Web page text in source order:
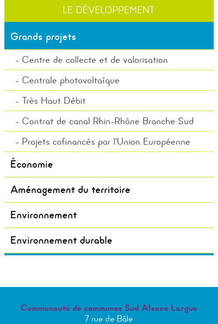
LE DÉVELOPPEMENT
Grands projets
Centre de collecte et de valorisation
Centrale photovoltaîque
Très Haut Débit
Contrat de canal Rhin-Rhône Branche Sud
Projets cofinancés par l'Union Européenne
Économie
Aménagement du territoire
Environnement
Environnement durable
Communauté de communes Sud Alsace Largue
7 rue de Bâle